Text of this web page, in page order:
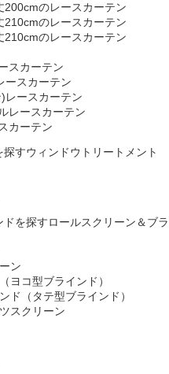
200cmのレースカーテン
210cmのレースカーテン
210cmのレースカーテン
スカーテン
ースカーテン
レースカーテン
レースカーテン
カーテン
ウィンドウトリートメント
ロールスクリーン＆ブラ
ン
ヨコ型ブラインド）
ド（タテ型ブラインド）
スクリーン